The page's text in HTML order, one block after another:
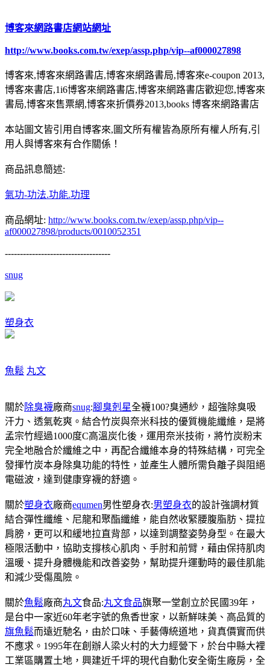
博客來網路書店網站網址
http://www.books.com.tw/exep/assp.php/vip--af000027898
博客來,博客來網路書店,博客來網路書局,博客來e-coupon 2013,
博客來書店,1i6博客來網路書店,博客來網路書店歡迎您,博客來
書局,博客來售票網,博客來折價券2013,books 博客來網路書店
本站圖文皆引用自博客來,圖文所有權皆為原所有權人所有,引
用人與博客來有合作關係！
商品訊息簡述:
氣功-功法.功能.功理
商品網址: http://www.books.com.tw/exep/assp.php/vip--
af000027898/products/0010052351
-----------------------------------
snug
塑身衣
魚鬆 丸文
關於除臭襪廠商snug:腳臭剋星全襪100?臭通紗，超強除臭吸
汗力、透氣乾爽。結合竹炭與奈米科技的優質機能纖維，是將
孟宗竹經過1000度C高溫炭化後，運用奈米技術，將竹炭粉末
完全地融合於纖維之中，再配合纖維本身的特殊結構，可完全
發揮竹炭本身除臭功能的特性，並產生人體所需負離子與阻絕
電磁波，達到健康穿襪的舒適。
關於塑身衣廠商equmen男性塑身衣:男塑身衣的設計強調材質
結合彈性纖維、尼龍和聚酯纖維，能自然收緊腰腹脂肪、提拉
肩膀，更可以和緩地拉直背部，以達到調整姿勢身型。在最大
極限活動中，協助支撐核心肌肉、手肘和前臂，藉由保持肌肉
溫暖、提升身體機能和改善姿勢，幫助提升運動時的最佳肌能
和減少受傷風險。
關於魚鬆廠商丸文食品:丸文食品旗聚一堂創立於民國39年，
是台中一家近60年老字號的魚香世家，以新鮮味美、高品質的
旗魚鬆而遠近馳名，由於口味、手藝傳統道地，貨真價實而供
不應求。1995年在創辦人梁火村的大力經營下，於台中縣大裡
工業區購置土地，興建近千坪的現代自動化安全衛生廠房，全